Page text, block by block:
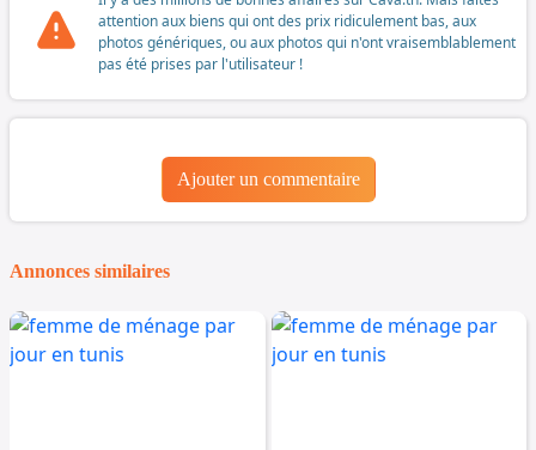
attention aux biens qui ont des prix ridiculement bas, aux
photos génériques, ou aux photos qui n'ont vraisemblablement
pas été prises par l'utilisateur !
Ajouter un commentaire
Annonces similaires